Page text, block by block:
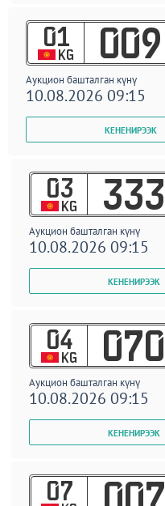
01
KG 009
Аукцион башталган күнү
10.08.2026 09:15
03
KG 333
Аукцион башталган күнү
10.08.2026 09:15
04
KG 070
Аукцион башталган күнү
10.08.2026 09:15
07 007